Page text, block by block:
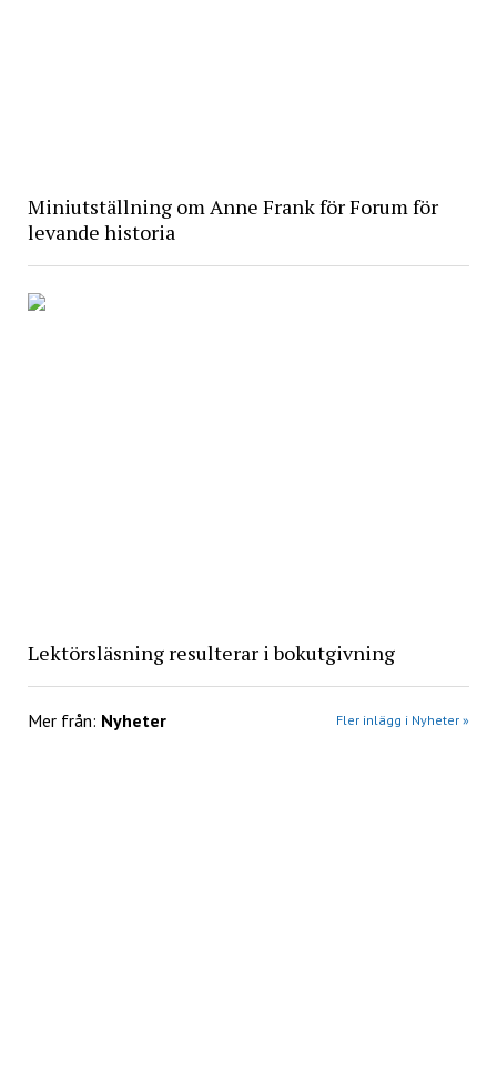
Miniutställning om Anne Frank för Forum för
levande historia
Lektörsläsning resulterar i bokutgivning
Mer från: Nyheter Fler inlägg i Nyheter »